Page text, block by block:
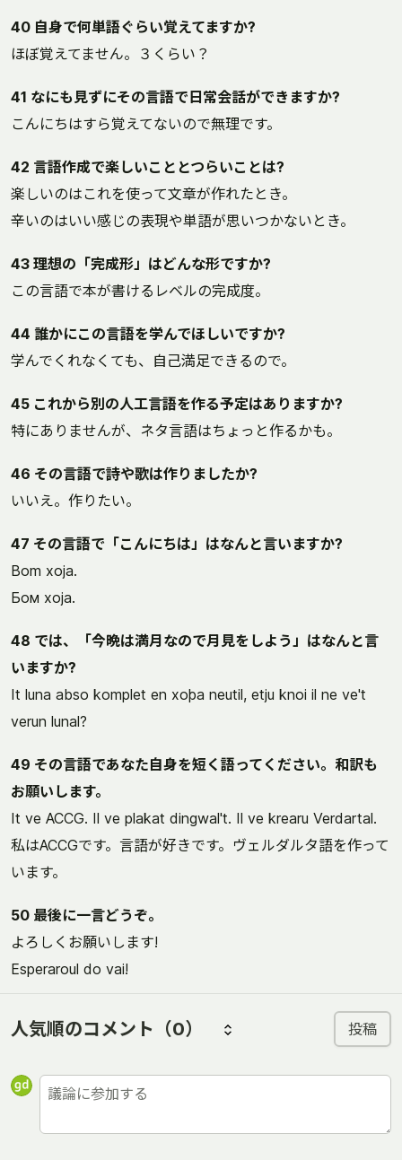
40 自身で何単語ぐらい覚えてますか?
ほぼ覚えてません。３くらい？
41 なにも見ずにその言語で日常会話ができますか?
こんにちはすら覚えてないので無理です。
42 言語作成で楽しいこととつらいことは?
楽しいのはこれを使って文章が作れたとき。
辛いのはいい感じの表現や単語が思いつかないとき。
43 理想の「完成形」はどんな形ですか?
この言語で本が書けるレベルの完成度。
44 誰かにこの言語を学んでほしいですか?
学んでくれなくても、自己満足できるので。
45 これから別の人工言語を作る予定はありますか?
特にありませんが、ネタ言語はちょっと作るかも。
46 その言語で詩や歌は作りましたか?
いいえ。作りたい。
47 その言語で「こんにちは」はなんと言いますか?
Bom xoja.
Бом хоја.
48 では、「今晩は満月なので月見をしよう」はなんと言
いますか?
It luna abso komplet en xoþa neutil, etju knoi il ne ve't
verun lunal?
49 その言語であなた自身を短く語ってください。和訳も
お願いします。
It ve ACCG. Il ve plakat dingwal't. Il ve krearu Verdartal.
私はACCGです。言語が好きです。ヴェルダルタ語を作って
います。
50 最後に一言どうぞ。
よろしくお願いします!
Esperaroul do vai!
人気順のコメント （0） 投稿